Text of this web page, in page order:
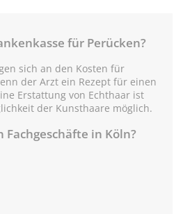
für Perücken?
sich an den Kosten für
der Arzt ein Rezept für einen
Erstattung von Echthaar ist
der Kunsthaare möglich.
Fachgeschäfte in Köln?